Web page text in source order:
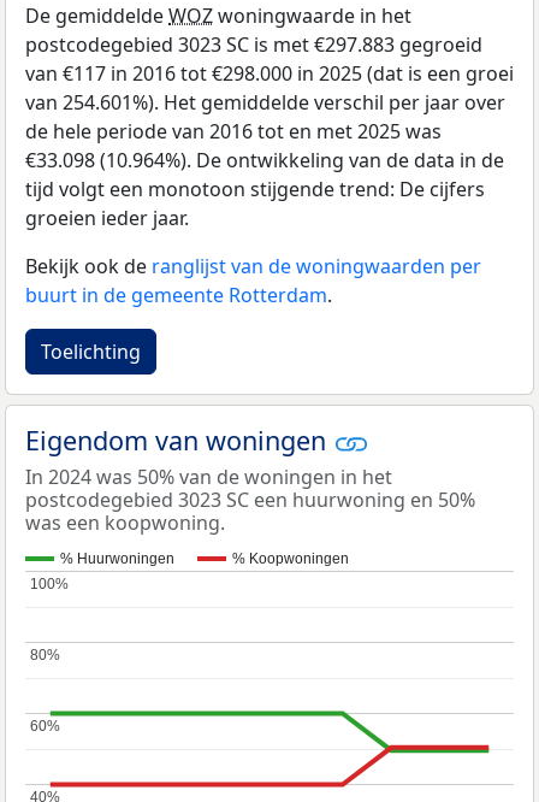
De gemiddeldeWOZwoningwaarde in het
postcodegebied 3023 SC is met €297.883 gegroeid
van €117 in 2016 tot €298.000 in 2025 (dat is een groei
van 254.601%). Het gemiddelde verschil per jaar over
de hele periode van 2016 tot en met 2025 was
€33.098 (10.964%). De ontwikkeling van de data in de
tijd volgt een monotoon stijgende trend: De cijfers
groeien ieder jaar.
Bekijk ook de ranglijst van de woningwaarden per
buurt in de gemeente Rotterdam.
Toelichting
Eigendom van woningen
In 2024 was 50% van de woningen in het
postcodegebied 3023 SC een huurwoning en 50%
was een koopwoning.
% Huurwoningen % Koopwoningen
40%
40%
60%
60%
80%
80%
100%
100%